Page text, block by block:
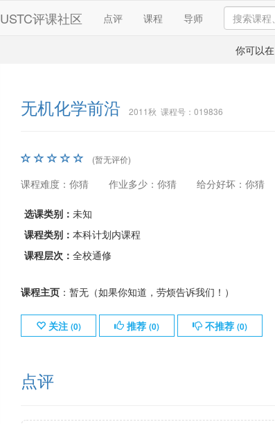
USTC评课社区 点评 课程 导师
你可以在
无机化学前沿 2011秋 课程号：019836
(暂无评价)
课程难度：你猜 作业多少：你猜 给分好坏：你猜
选课类别： 未知
课程类别： 本科计划内课程
课程层次： 全校通修
课程主页：暂无（如果你知道，劳烦告诉我们！）
关注 (0) 推荐 (0) 不推荐 (0)
点评